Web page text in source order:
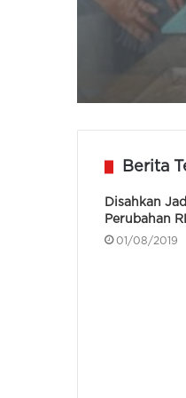
Berita
Disahkan
Perubahan
01/08/2019